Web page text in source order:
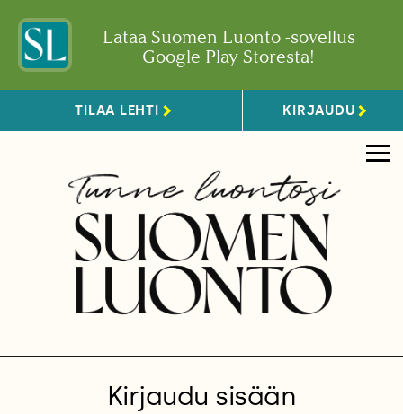
Lataa Suomen Luonto -sovellus
Google Play Storesta!
TILAA LEHTI KIRJAUDU
Kirjaudu sisään